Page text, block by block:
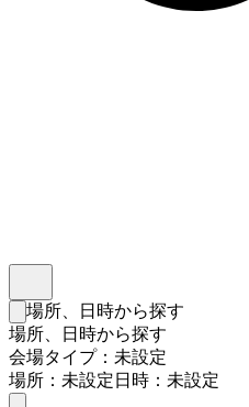
検索フォームを閉じる
場所、日時から探す
場所、日時から探す
会場タイプ：未設定
場所：未設定日時：未設定